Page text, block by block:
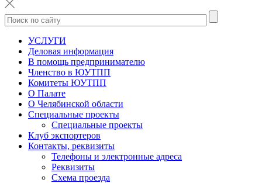
УСЛУГИ
Деловая информация
В помощь предпринимателю
Членство в ЮУТПП
Комитеты ЮУТПП
О Палате
О Челябинской области
Специальные проекты
Специальные проекты
Клуб экспортеров
Контакты, реквизиты
Телефоны и электронные адреса
Реквизиты
Схема проезда